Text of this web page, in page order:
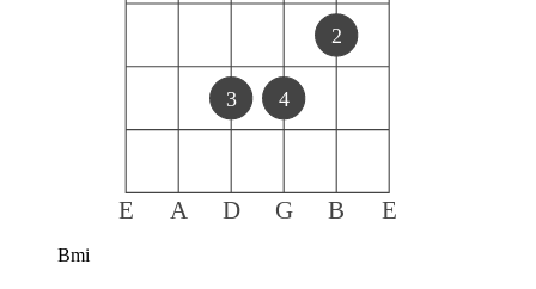
E A D G B E
3 4
2
Bmi